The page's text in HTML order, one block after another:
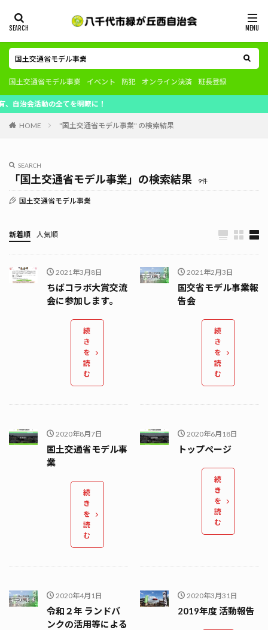
国土交通省モデル事業 イベント 防犯 オンライン決済 班長登録
動の全てを明瞭に！
HOME "国土交通省モデル事業" の検索結果
SEARCH
「国土交通省モデル事業」の検索結果 9件
国土交通省モデル事業
新着順 人気順
2021年3月8日
ちばコラボ大賞交流
会に参加します。
続
き
を
読
む
2021年2月3日
国交省モデル事業報
告会
続
き
を
読
む
2020年8月7日
国土交通省モデル事
業
続
き
を
読
む
2020年6月18日
トップページ
続
き
を
読
む
2020年4月1日
令和２年 ランドバ
ンクの活用等による
2020年3月31日
2019年度 活動報告